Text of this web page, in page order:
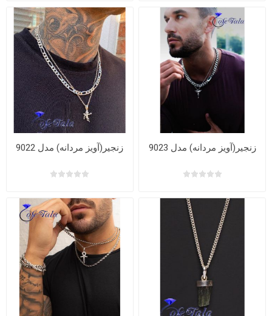
زنجیر(آویز مردانه) مدل 9022 زنجیر(آویز مردانه) مدل 9023